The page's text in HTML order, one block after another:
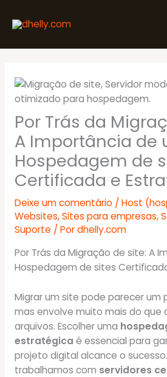
para
conteúdo
Por Trás da
A Importância de
Hospedagem de
Certificada e
Deixe um comentário /Host
Websites,Sites para empresas,
Suporte/ Pordhelly.com
Por Trás da Migração de site: A
Hospedagem de sites
Migrar um site pode parecer um
mas envolve muito mais do que
arquivos. Escolher uma
estratégica é essencial para
projeto digital alcance o
trabalhamos com servidores